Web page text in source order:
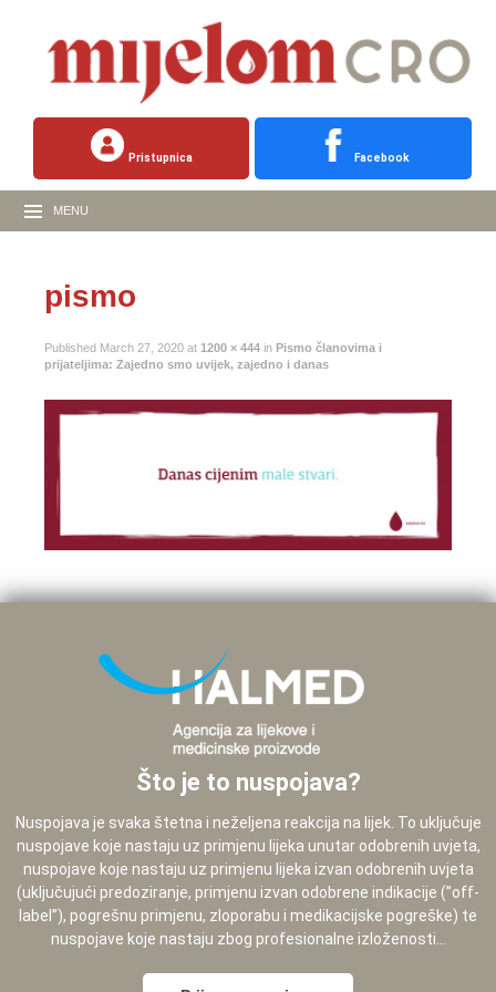
Pristupnica Facebook
MENU
pismo
Published March 27, 2020 at 1200 × 444 in Pismo članovima i
prijateljima: Zajedno smo uvijek, zajedno i danas
Što je to nuspojava?
Nuspojava je svaka štetna i neželjena reakcija na lijek. To uključuje
nuspojave koje nastaju uz primjenu lijeka unutar odobrenih uvjeta,
nuspojave koje nastaju uz primjenu lijeka izvan odobrenih uvjeta
(uključujući predoziranje, primjenu izvan odobrene indikacije (”off-
label”), pogrešnu primjenu, zloporabu i medikacijske pogreške) te
nuspojave koje nastaju zbog profesionalne izloženosti...